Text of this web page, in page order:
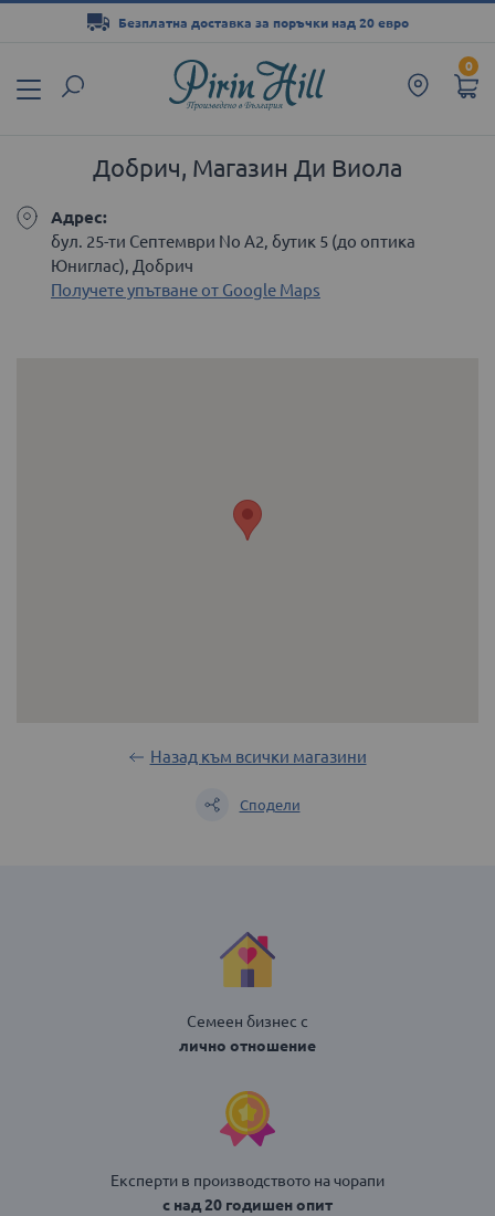
0
Безплатна доставка за поръчки над 20 евро
съдържанието
Добрич, Магазин Ди Виола
Адрес:
бул. 25-ти Септември No А2, бутик 5 (до оптика
Юниглас), Добрич
Получете упътване от Google Maps
Назад към всички магазини
Сподели
Семеен бизнес с
лично отношение
Експерти в производството на чорапи
с над 20 годишен опит